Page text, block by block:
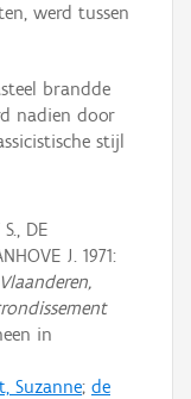
werd tussen
brandde
nadien door
stijl
DE
J. 1971:
in
Suzanne; de